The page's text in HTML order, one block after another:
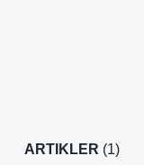
ARTIKLER (1)